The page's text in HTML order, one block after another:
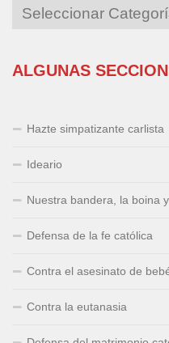
ALGUNAS
Hazte simpatizante carlista
Ideario
Nuestra bandera, la boina
Defensa de la fe católica
Contra el asesinato de
Contra la eutanasia